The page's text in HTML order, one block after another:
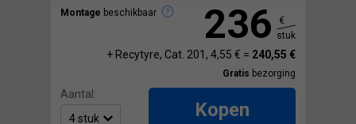
Montage beschikbaar 236
€
stuk
+ Recytyre, Cat. 201, 4,55 € = 240,55 €
Gratis bezorging
Aantal:
Kopen